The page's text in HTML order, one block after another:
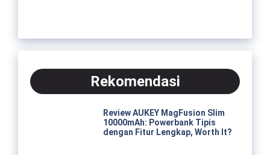
Rekomendasi
Review AUKEY MagFusion Slim
10000mAh: Powerbank Tipis
dengan Fitur Lengkap, Worth It?